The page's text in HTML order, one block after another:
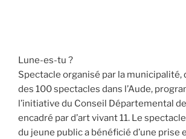
Lune-es-tu ?
Spectacle organisé par la municipalité,
des 100 spectacles dans l’Aude,
l’initiative du Conseil Départemental
encadré par d’art vivant 11. Le
du jeune public a bénéficié d’une prise